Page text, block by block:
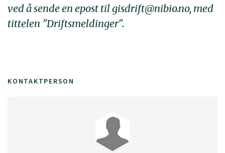
ved å sende en epost til gisdrift@nibio.no, med
tittelen "Driftsmeldinger".
KONTAKTPERSON